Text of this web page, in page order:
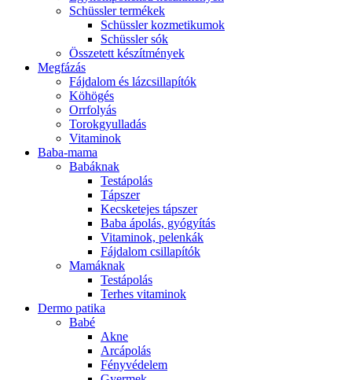
Schüssler termékek
Schüssler kozmetikumok
Schüssler sók
Összetett készítmények
Megfázás
Fájdalom és lázcsillapítók
Köhögés
Orrfolyás
Torokgyulladás
Vitaminok
Baba-mama
Babáknak
Testápolás
Tápszer
Kecsketejes tápszer
Baba ápolás, gyógyítás
Vitaminok, pelenkák
Fájdalom csillapítók
Mamáknak
Testápolás
Terhes vitaminok
Dermo patika
Babé
Akne
Arcápolás
Fényvédelem